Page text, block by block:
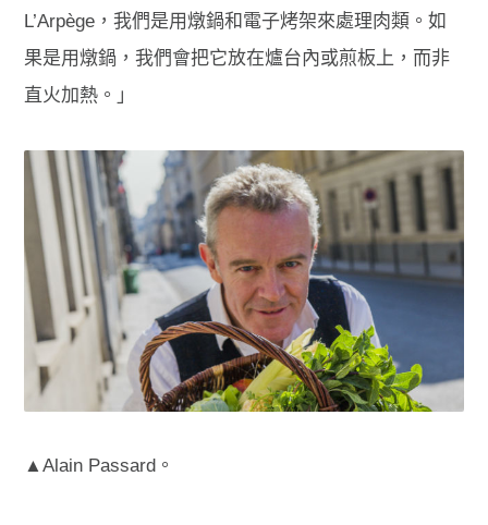
L’Arpège，我們是用燉鍋和電子烤架來處理肉類。如
果是用燉鍋，我們會把它放在爐台內或煎板上 ，而非
直火加熱。」
▲Alain Passard。